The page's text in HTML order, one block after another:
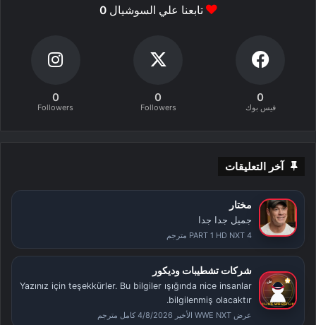
تابعنا علي السوشيال0
0
فيس بوك
0
Followers
0
Followers
آخر التعليقات
مختار
جميل جدا جدا
PART 1 HD NXT 4 مترجم
شركات تشطيبات وديكور
Yazınız için teşekkürler. Bu bilgiler ışığında nice insanlar
bilgilenmiş olacaktır.
عرض WWE NXT الأخير 4/8/2026 كامل مترجم